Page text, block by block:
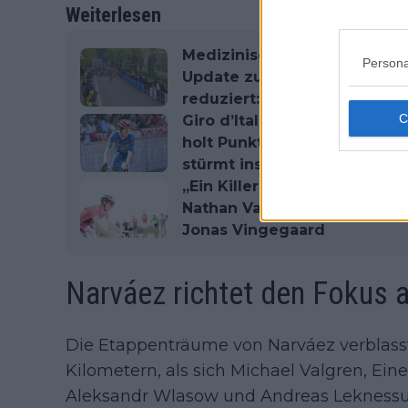
Weiterlesen
Medizinische Berichte und
Update zur 17. Etappe:
reduziert: Ehemaliger
Giro d’Italia 2026
holt Punktejersey,
stürmt ins GC-Top 10
„Ein Killer auf dem Rad,
Nathan Van Hooydonck
Jonas Vingegaard
Narváez richtet den Fokus
Die Etappenträume von Narváez
Kilometern, als sich Michael Valgren,
Aleksandr Wlasow und Andreas